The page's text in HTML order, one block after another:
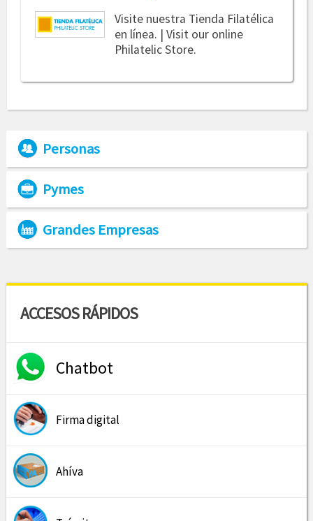
Visite nuestra Tienda Filatélica
en línea. | Visit our online
Philatelic Store.
Personas
Pymes
Grandes Empresas
ACCESOS RÁPIDOS
Chatbot
Firma digital
Ahíva